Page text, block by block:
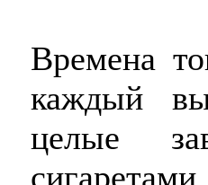
Времена
каждый
целые